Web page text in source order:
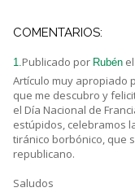
COMENTARIOS:
1.Publicado por Rubén
Artículo muy apropiado
que me descubro y
el Día Nacional de
estúpidos, celebramos
tiránico borbónico, que
republicano.
Saludos